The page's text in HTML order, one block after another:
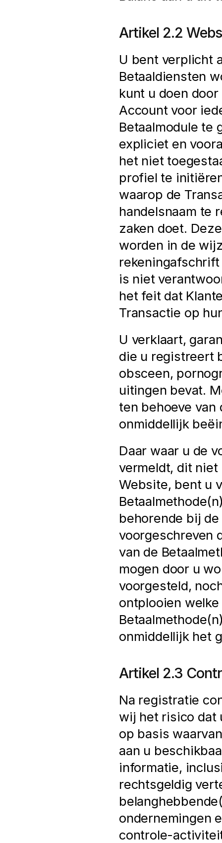
Artikel 2.2
U bent verplicht
Betaaldiensten
kunt u doen
Account voor
Betaalmodule te
expliciet en
het niet
profiel te
waarop de
handelsnaam te
zaken doet.
worden in de
is niet
het feit dat
Transactie op
U verklaart,
die u registreert
obsceen,
uitingen bevat.
ten behoeve van
onmiddellijk
Daar waar u de
vermeldt, dit
Website, bent u
behorende bij
voorgeschreven
van de
mogen door u
voorgesteld,
ontplooien
onmiddellijk het
Artikel 2.3
Na registratie
wij het risico dat
op basis
aan u
informatie,
rechtsgeldig
ondernemingen
controle-